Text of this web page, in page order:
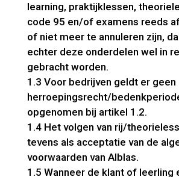
learning, praktijklessen,
code 95 en/of examens reeds
of niet meer te annuleren zijn,
echter deze onderdelen wel in
gebracht worden.
1.3 Voor bedrijven geldt er geen
herroepingsrecht/
opgenomen bij artikel 1.2.
1.4 Het volgen van rij/
tevens als acceptatie van de
voorwaarden van Alblas.
1.5 Wanneer de klant of leerling